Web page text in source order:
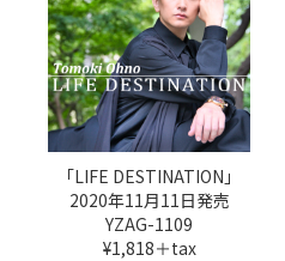
「LIFE DESTINATION」
2020年11月11日発売
YZAG-1109
¥1,818＋tax